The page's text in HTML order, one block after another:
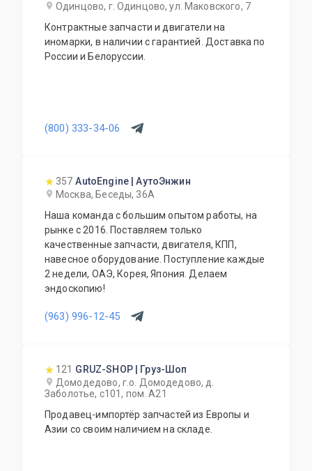
Одинцово, г. Одинцово, ул. Маковского, 7
Контрактные запчасти и двигатели на
иномарки, в наличии с гарантией. Доставка по
России и Белоруссии.
(800) 333-34-06
357 AutoEngine | АутоЭнжин
Москва, Беседы, 36А
Наша команда с большим опытом работы, на
рынке с 2016. Поставляем только
качественные запчасти, двигателя, КПП,
навесное оборудование. Поступление каждые
2 недели, ОАЭ, Корея, Япония. Делаем
эндоскопию!
(963) 996-12-45
121 GRUZ-SHOP | Груз-Шоп
Домодедово, г.о. Домодедово, д.
Заболотье, с101, пом. А21
Продавец-импортёр запчастей из Европы и
Азии со своим наличием на складе.